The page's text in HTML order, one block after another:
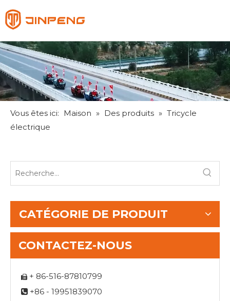
Pусский
Español
Vous êtes ici: Maison » Des produits » Tricycle
électrique
CATÉGORIE DE PRODUIT
CONTACTEZ-NOUS
 + 86-516-87810799
 +86 - 19951839070